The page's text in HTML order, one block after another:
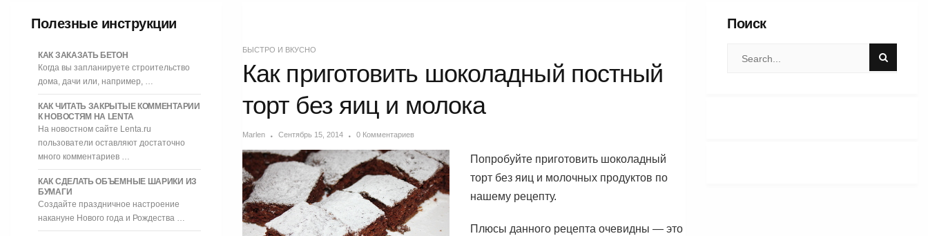
Полезные инструкции
КАК ЗАКАЗАТЬ БЕТОН
Когда вы запланируете строительство
дома, дачи или, например, …
КАК ЧИТАТЬ ЗАКРЫТЫЕ КОММЕНТАРИИ
К НОВОСТЯМ НА LENTA
На новостном сайте Lenta.ru
пользователи оставляют достаточно
много комментариев …
КАК СДЕЛАТЬ ОБЪЕМНЫЕ ШАРИКИ ИЗ
БУМАГИ
Создайте праздничное настроение
накануне Нового года и Рождества …
БЫСТРО И ВКУСНО
Как приготовить шоколадный постный
торт без яиц и молока
Marlen Сентябрь 15, 2014 0 Комментариев
Попробуйте приготовить шоколадный
торт без яиц и молочных продуктов по
нашему рецепту.
Плюсы данного рецепта очевидны — это
Поиск